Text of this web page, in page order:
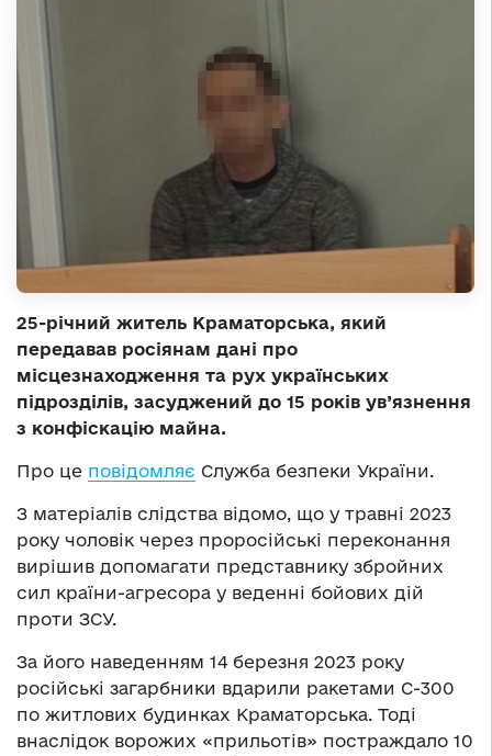
25-річний житель Краматорська, який
передавав росіянам дані про
місцезнаходження та рух українських
підрозділів, засуджений до 15 років ув’язнення
з конфіскацію майна.
Про це повідомляє Служба безпеки України.
З матеріалів слідства відомо, що у травні 2023
року чоловік через проросійські переконання
вирішив допомагати представнику збройних
сил країни-агресора у веденні бойових дій
проти ЗСУ.
За його наведенням 14 березня 2023 року
російські загарбники вдарили ракетами С-300
по житлових будинках Краматорська. Тоді
внаслідок ворожих «прильотів» постраждало 10